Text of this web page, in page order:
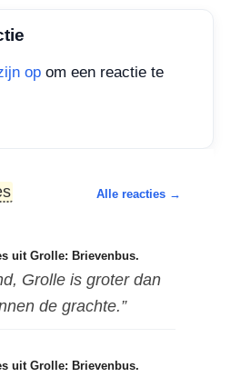
op om een reactie te
Alle reacties →
uit Grolle: Brievenbus.
Grolle is groter dan
de grachte.”
uit Grolle: Brievenbus.